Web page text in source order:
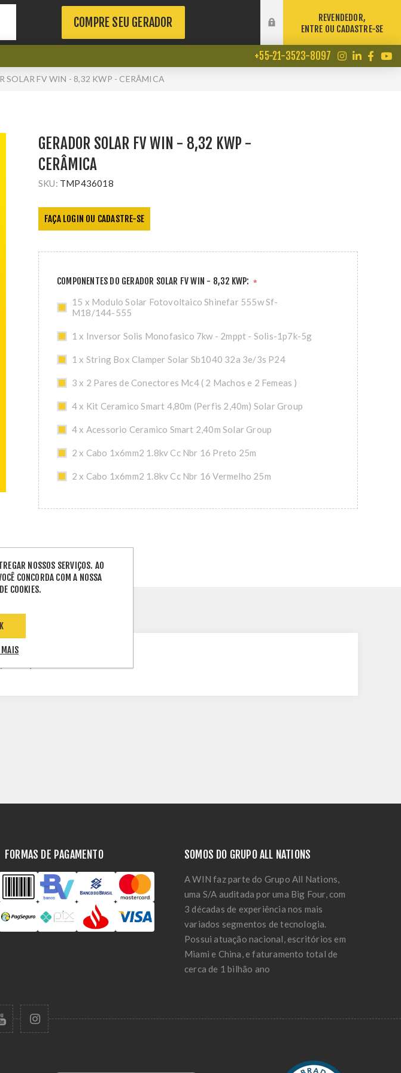
COMPRE SEU GERADOR
REVENDEDOR,
ENTRE OU CADASTRE-SE
+55-21-3523-8097
SOLAR FV WIN - 8,32 KWP - CERÂMICA
GERADOR SOLAR FV WIN - 8,32 KWP -
CERÂMICA
SKU: TMP436018
FAÇA LOGIN OU CADASTRE-SE
COMPONENTES DO GERADOR SOLAR FV WIN - 8,32 KWP: *
15 x Modulo Solar Fotovoltaico Shinefar 555w Sf-
M18/144-555
1 x Inversor Solis Monofasico 7kw - 2mppt - Solis-1p7k-5g
1 x String Box Clamper Solar Sb1040 32a 3e/3s P24
3 x 2 Pares de Conectores Mc4 ( 2 Machos e 2 Femeas )
4 x Kit Ceramico Smart 4,80m (Perfis 2,40m) Solar Group
4 x Acessorio Ceramico Smart 2,40m Solar Group
2 x Cabo 1x6mm2 1.8kv Cc Nbr 16 Preto 25m
2 x Cabo 1x6mm2 1.8kv Cc Nbr 16 Vermelho 25m
PRODUTO
FORMAS DE PAGAMENTO SOMOS DO GRUPO ALL NATIONS
A WIN faz parte do Grupo All Nations,
uma S/A auditada por uma Big Four, com
3 décadas de experiência nos mais
variados segmentos de tecnologia.
Possui atuação nacional, escritórios em
Miami e China, e faturamento total de
cerca de 1 bilhão ano
NOSSOS SERVIÇOS. AO
CONCORDA COM A NOSSA
COOKIES.